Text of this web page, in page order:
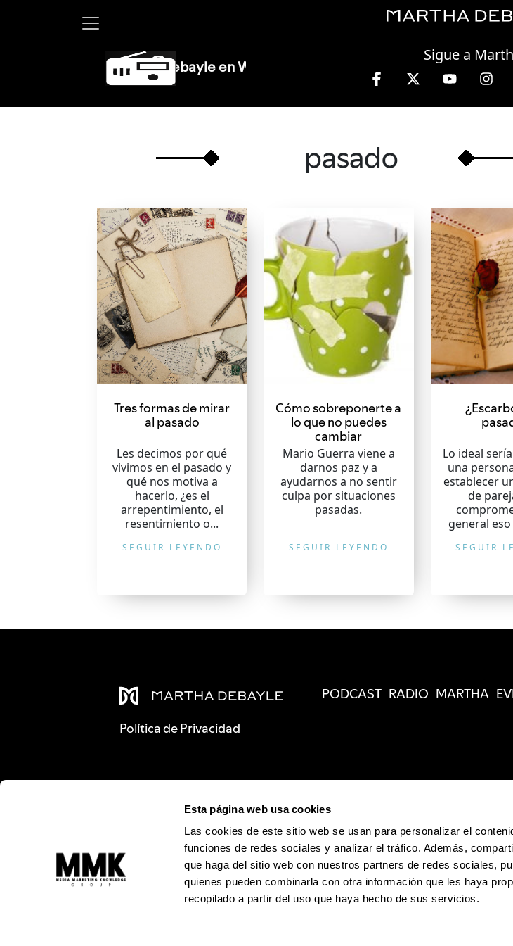
Esta página web usa cookies
Las cookies de este sitio web se usan para personalizar el
funciones de redes sociales y analizar el tráfico. Además,
que haga del sitio web con nuestros partners de redes sociales,
quienes pueden combinarla con otra información que les haya
recopilado a partir del uso que haya hecho de sus servicios.
Sigue a
Martha Debayle en W, lunes a viernes de 10 a 13 hrs.
pasado
Tres formas de mirar
al pasado
Les decimos por qué
vivimos en el pasado y
qué nos motiva a
hacerlo, ¿es el
arrepentimiento, el
resentimiento o...
SEGUIR LEYENDO
Cómo sobreponerte a
lo que no puedes
cambiar
Mario Guerra viene a
darnos paz y a
ayudarnos a no sentir
culpa por situaciones
pasadas.
SEGUIR LEYENDO
Lo ideal
una
establecer
de
general
SEGUIR
Política de Privacidad
PODCAST RADIO MARTHA